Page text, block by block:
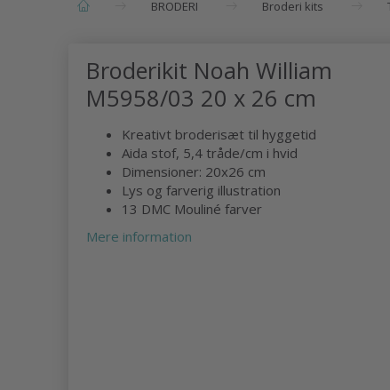
BRODERI Broderi kits
Broderikit Noah William
M5958/03 20 x 26 cm
Kreativt broderisæt til hyggetid
Aida stof, 5,4 tråde/cm i hvid
Dimensioner: 20x26 cm
Lys og farverig illustration
13 DMC Mouliné farver
Mere information